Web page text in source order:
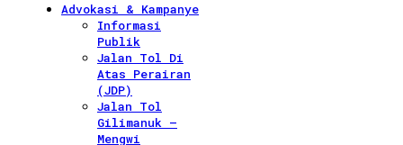
Advokasi & Kampanye
Informasi
Publik
Jalan Tol Di
Atas Perairan
(JDP)
Jalan Tol
Gilimanuk –
Mengwi